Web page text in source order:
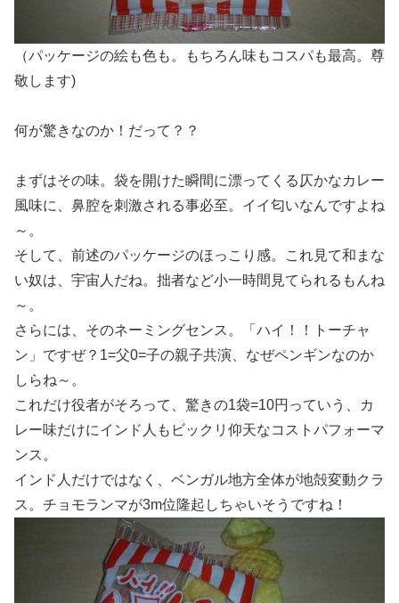
（パッケージの絵も色も。もちろん味もコスパも最高。尊
敬します)
何が驚きなのか！だって？？
まずはその味。袋を開けた瞬間に漂ってくる仄かなカレー
風味に、鼻腔を刺激される事必至。イイ匂いなんですよね
～。
そして、前述のパッケージのほっこり感。これ見て和まな
い奴は、宇宙人だね。拙者など小一時間見てられるもんね
～。
さらには、そのネーミングセンス。「ハイ！！トーチャ
ン」ですぜ？1=父0=子の親子共演、なぜペンギンなのか
しらね～。
これだけ役者がそろって、驚きの1袋=10円っていう、カ
レー味だけにインド人もビックリ仰天なコストパフォーマ
ンス。
インド人だけではなく、ベンガル地方全体が地殻変動クラ
ス。チョモランマが3m位隆起しちゃいそうですね！